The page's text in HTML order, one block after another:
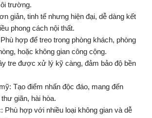
trường.
giản, tinh tế nhưng hiện đại, dễ dàng kết
phong cách nội thất.
hợp để treo trong phòng khách, phòng
hoặc không gian công cộng.
tre được xử lý kỹ càng, đảm bảo độ bền
Tạo điểm nhấn độc đáo, mang đến
giãn, hài hòa.
Phù hợp với nhiều loại không gian và dễ